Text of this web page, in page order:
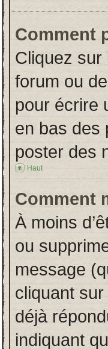
Comment
Cliquez sur
forum ou
pour écrire
en bas des
poster des
Haut
Comment
À moins
ou
message
cliquant
déjà
indiquant